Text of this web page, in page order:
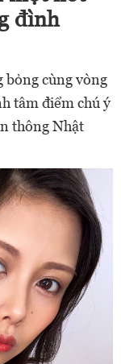
đình
bỏng cùng vòng
tâm điểm chú ý
thông Nhật